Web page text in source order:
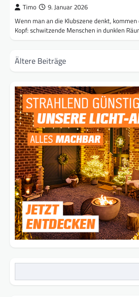
Timo 9. Januar 2026
Wenn man an die Klubszene denkt,
Kopf: schwitzende Menschen in dunklen
Beitragsnavigation
Ältere Beiträge